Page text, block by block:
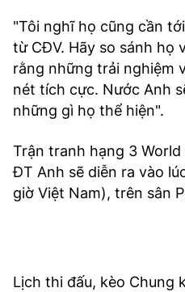
"Tôi nghĩ họ cũng cần
từ CĐV. Hãy so sánh họ
rằng những trải nghiệm
nét tích cực. Nước Anh
những gì họ thể hiện".
Trận tranh hạng 3
ĐT Anh sẽ diễn ra vào
giờ Việt Nam), trên sân
Lịch thi đấu, kèo Chung